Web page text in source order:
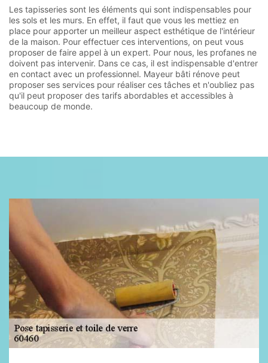
Les tapisseries sont les éléments qui sont indispensables pour
les sols et les murs. En effet, il faut que vous les mettiez en
place pour apporter un meilleur aspect esthétique de l'intérieur
de la maison. Pour effectuer ces interventions, on peut vous
proposer de faire appel à un expert. Pour nous, les profanes ne
doivent pas intervenir. Dans ce cas, il est indispensable d'entrer
en contact avec un professionnel. Mayeur bâti rénove peut
proposer ses services pour réaliser ces tâches et n'oubliez pas
qu'il peut proposer des tarifs abordables et accessibles à
beaucoup de monde.